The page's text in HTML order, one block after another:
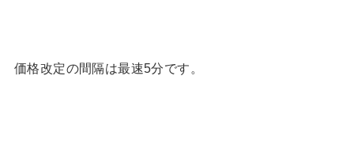
価格改定の間隔は最速5分です。